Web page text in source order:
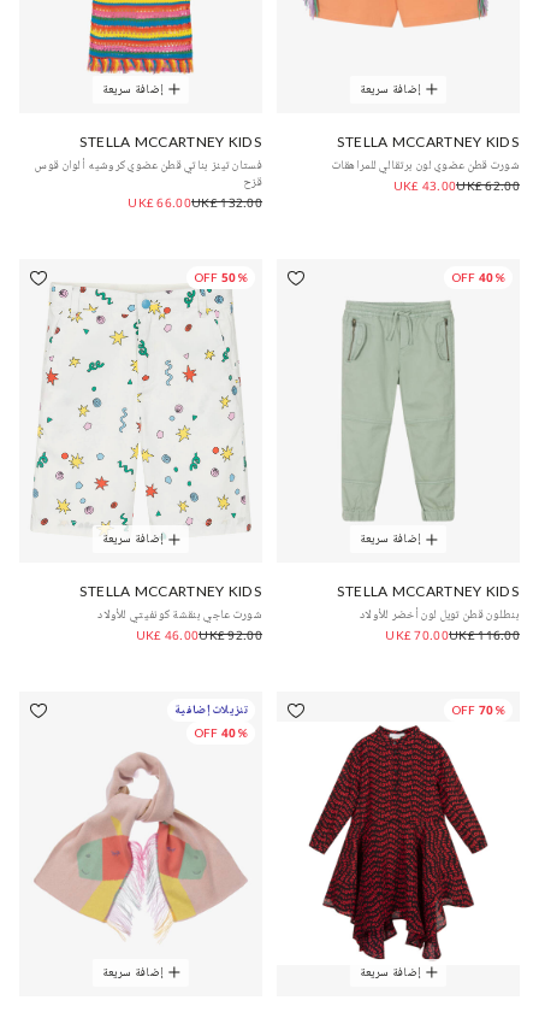
إضافة سريعة
STELLA MCCARTNEY KIDS
شورت قطن عضوي لون برتقالي للمراهقات
UK£ 62.00
UK£ 43.00
إضافة سريعة
STELLA MCCARTNEY KIDS
فستان تينز بناتي قطن عضوي كروشيه ألوان قوس
قزح
UK£ 132.00
UK£ 66.00
40% OFF
إضافة سريعة
STELLA MCCARTNEY KIDS
بنطلون قطن تويل لون أخضر للأولاد
UK£ 116.00
UK£ 70.00
50% OFF
إضافة سريعة
STELLA MCCARTNEY KIDS
شورت عاجي بنقشة كونفيتي للأولاد
UK£ 92.00
UK£ 46.00
70% OFF
إضافة سريعة
تنزيلات إضافية
40% OFF
إضافة سريعة